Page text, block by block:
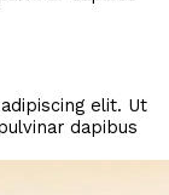
elit. Ut
dapibus